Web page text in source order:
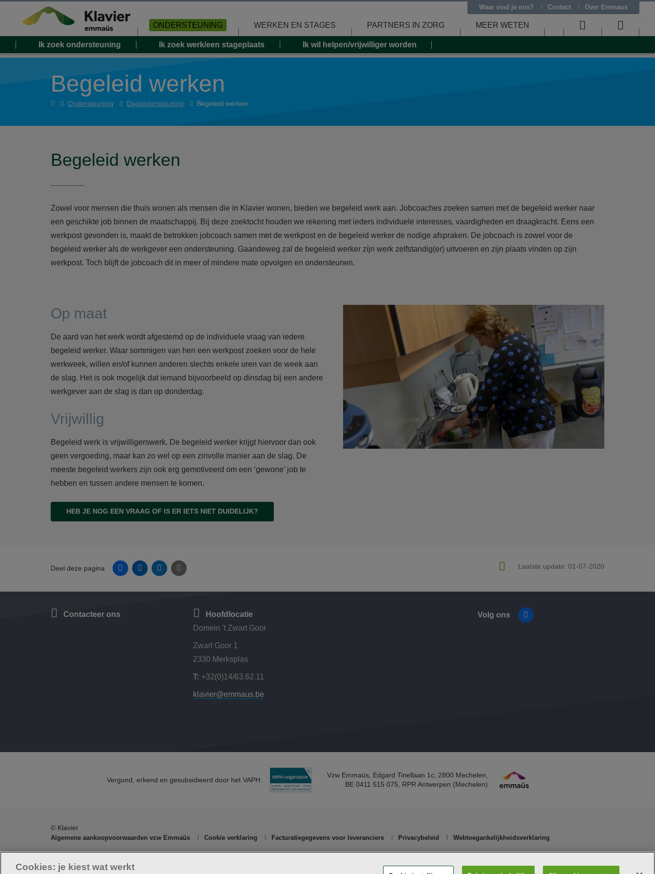
Overslaan en naar de inhoud gaan Waar vind je ons? Contact Over Emmaus
ONDERSTEUNING WERKEN EN STAGES PARTNERS IN ZORG MEER WETEN
User
menu
menu
Ik zoek ondersteuning Ik zoek werk/een stageplaats Ik wil helpen/vrijwilliger worden
Begeleid werken
HomeOndersteuning Dagondersteuning Begeleid werken
Begeleid werken
Zowel voor mensen die thuis wonen als mensen die in Klavier wonen, bieden we begeleid werk aan. Jobcoaches zoeken samen met de begeleid werker naar
een geschikte job binnen de maatschappij. Bij deze zoektocht houden we rekening met ieders individuele interesses, vaardigheden en draagkracht. Eens een
werkpost gevonden is, maakt de betrokken jobcoach samen met de werkpost en de begeleid werker de nodige afspraken. De jobcoach is zowel voor de
begeleid werker als de werkgever een ondersteuning. Gaandeweg zal de begeleid werker zijn werk zelfstandig(er) uitvoeren en zijn plaats vinden op zijn
werkpost. Toch blijft de jobcoach dit in meer of mindere mate opvolgen en ondersteunen.
Op maat
De aard van het werk wordt afgestemd op de individuele vraag van iedere
begeleid werker. Waar sommigen van hen een werkpost zoeken voor de hele
werkweek, willen en/of kunnen anderen slechts enkele uren van de week aan
de slag. Het is ook mogelijk dat iemand bijvoorbeeld op dinsdag bij een andere
werkgever aan de slag is dan op donderdag.
Vrijwillig
Begeleid werk is vrijwilligerswerk. De begeleid werker krijgt hiervoor dan ook
geen vergoeding, maar kan zo wel op een zinvolle manier aan de slag. De
meeste begeleid werkers zijn ook erg gemotiveerd om een ‘gewone’ job te
hebben en tussen andere mensen te komen.
HEB JE NOG EEN VRAAG OF IS ER IETS NIET DUIDELIJK?
Laatste update: 01-07-2020
Deel deze pagina FacebookLinkedinTwitter E-mail
Contacteer ons
Hoofdlocatie
Domein 't Zwart Goor
Zwart Goor 1
2330 Merksplas
T: +32(0)14/63.62.11
klavier@emmaus.be
Volg ons Facebook
Vergund, erkend en gesubsidieerd door het VAPH.
Vzw Emmaüs, Edgard Tinellaan 1c, 2800 Mechelen​,
BE 0411 515 075, RPR Antwerpen (Mechelen)​
© Klavier
Algemene aankoopvoorwaarden vzw Emmaüs Cookie verklaring Facturatiegegevens voor leveranciers Privacybeleid Webtoegankelijkheidsverklaring
Maatschappelijke zetel Edgard Tinellaan 1c, 2800 Mechelen
Cookies: je kiest wat werkt